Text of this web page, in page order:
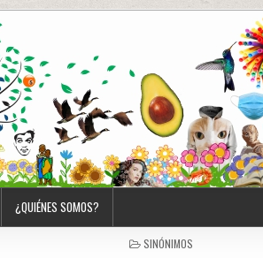
¿QUIÉNES SOMOS?
POSTED
SINÓNIMOS